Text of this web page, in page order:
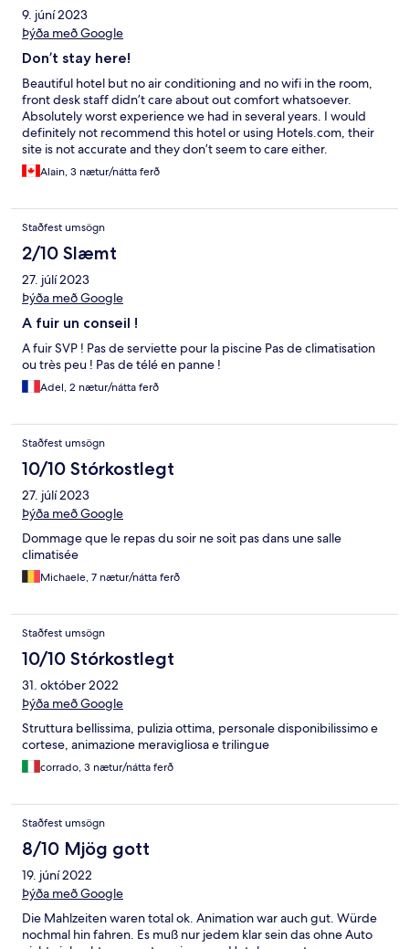
9. júní 2023
Þýða með Google
Don’t stay here!
Beautiful hotel but no air conditioning and no wifi in the room,
front desk staff didn’t care about out comfort whatsoever.
Absolutely worst experience we had in several years. I would
definitely not recommend this hotel or using Hotels.com, their
site is not accurate and they don’t seem to care either.
Alain, 3 nætur/nátta ferð
Staðfest umsögn
2/10 Slæmt
27. júlí 2023
Þýða með Google
A fuir un conseil !
A fuir SVP ! Pas de serviette pour la piscine Pas de climatisation
ou très peu ! Pas de télé en panne !
Adel, 2 nætur/nátta ferð
Staðfest umsögn
10/10 Stórkostlegt
27. júlí 2023
Þýða með Google
Dommage que le repas du soir ne soit pas dans une salle
climatisée
Michaele, 7 nætur/nátta ferð
Staðfest umsögn
10/10 Stórkostlegt
31. október 2022
Þýða með Google
Struttura bellissima, pulizia ottima, personale disponibilissimo e
cortese, animazione meravigliosa e trilingue
corrado, 3 nætur/nátta ferð
Staðfest umsögn
8/10 Mjög gott
19. júní 2022
Þýða með Google
Die Mahlzeiten waren total ok. Animation war auch gut. Würde
nochmal hin fahren. Es muß nur jedem klar sein das ohne Auto